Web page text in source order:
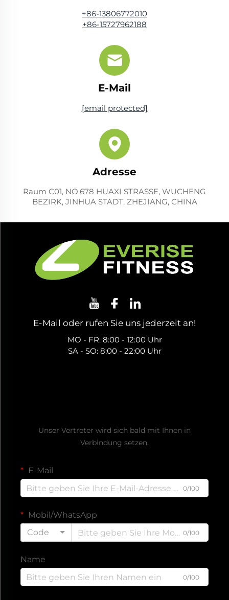
+86-13806772010
+86-15727962188
E-Mail
[email protected]
Adresse
Raum C01, NO.678 HUAXI STRASSE, WUCHENG
BEZIRK, JINHUA STADT, ZHEJIANG, CHINA
E-Mail oder rufen Sie uns jederzeit an!
MO - FR: 8:00 - 12:00 Uhr
SA - SO: 8:00 - 22:00 Uhr
Unser Vertreter wird sich bald mit Ihnen in
Verbindung setzen.
E-Mail
0/100
Mobil/WhatsApp
Code
0/100
Name
0/100